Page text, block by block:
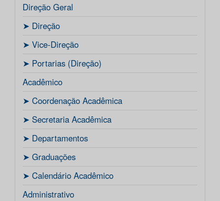
Direção Geral
ㅤ➤ Direção
ㅤ➤ Vice-Direção
ㅤ➤ Portarias (Direção)
Acadêmico
ㅤ➤ Coordenação Acadêmica
ㅤㅤ➤ Secretaria Acadêmica
ㅤ➤ Departamentos
ㅤ➤ Graduações
ㅤ➤ Calendário Acadêmico
Administrativo